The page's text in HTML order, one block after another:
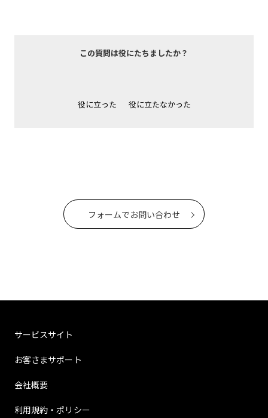
この質問は役にたちましたか？
役に立った 役に立たなかった
フォームでお問い合わせ
サービスサイト
お客さまサポート
会社概要
利用規約・ポリシー